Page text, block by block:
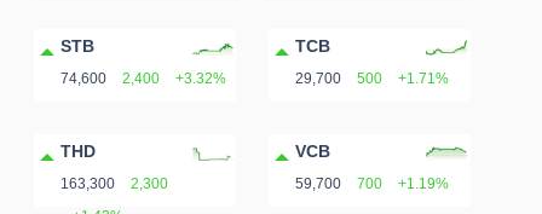
STB
74,600 2,400 +3.32%
TCB
29,700 500 +1.71%
THD
163,300
2,300
VCB
59,700 700 +1.19%
ĐỘNG
SẢN